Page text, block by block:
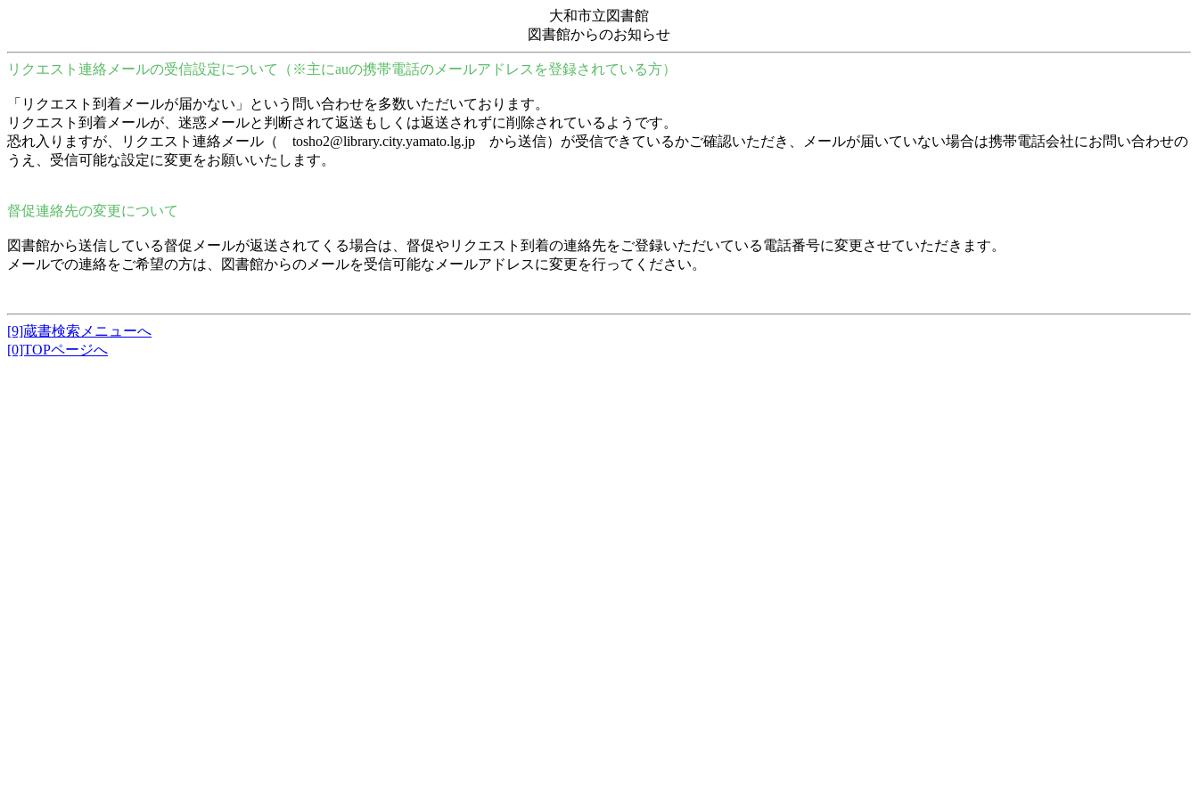
大和市立図書館
図書館からのお知らせ
リクエスト連絡メールの受信設定について（※主にauの携帯電話のメールアドレスを登録されている方）
「リクエスト到着メールが届かない」という問い合わせを多数いただいております。
リクエスト到着メールが、迷惑メールと判断されて返送もしくは返送されずに削除されているようです。
恐れ入りますが、リクエスト連絡メール（ tosho2@library.city.yamato.lg.jp から送信）が受信できているかご確認いただき、メールが届いていない場合は携帯電話会社にお問い合わせの
うえ、受信可能な設定に変更をお願いいたします。
督促連絡先の変更について
図書館から送信している督促メールが返送されてくる場合は、督促やリクエスト到着の連絡先をご登録いただいている電話番号に変更させていただきます。
メールでの連絡をご希望の方は、図書館からのメールを受信可能なメールアドレスに変更を行ってください。
[9]蔵書検索メニューへ
[0]TOPページへ